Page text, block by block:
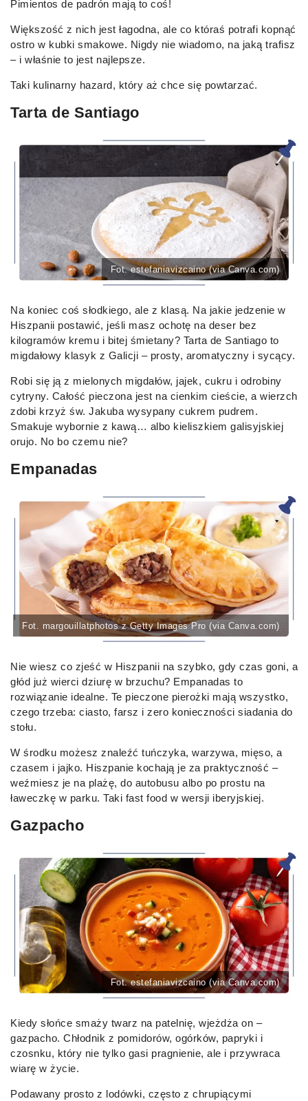
Pimientos de padrón mają to coś!
Większość z nich jest łagodna, ale co któraś potrafi kopnąć
ostro w kubki smakowe. Nigdy nie wiadomo, na jaką trafisz
– i właśnie to jest najlepsze.
Taki kulinarny hazard, który aż chce się powtarzać.
Tarta de Santiago
Fot. estefaniavizcaino (via Canva.com)
Na koniec coś słodkiego, ale z klasą. Na jakie jedzenie w
Hiszpanii postawić, jeśli masz ochotę na deser bez
kilogramów kremu i bitej śmietany? Tarta de Santiago to
migdałowy klasyk z Galicji – prosty, aromatyczny i sycący.
Robi się ją z mielonych migdałów, jajek, cukru i odrobiny
cytryny. Całość pieczona jest na cienkim cieście, a wierzch
zdobi krzyż św. Jakuba wysypany cukrem pudrem.
Smakuje wybornie z kawą… albo kieliszkiem galisyjskiej
orujo. No bo czemu nie?
Empanadas
Fot. margouillatphotos z Getty Images Pro (via Canva.com)
Nie wiesz co zjeść w Hiszpanii na szybko, gdy czas goni, a
głód już wierci dziurę w brzuchu? Empanadas to
rozwiązanie idealne. Te pieczone pierożki mają wszystko,
czego trzeba: ciasto, farsz i zero konieczności siadania do
stołu.
W środku możesz znaleźć tuńczyka, warzywa, mięso, a
czasem i jajko. Hiszpanie kochają je za praktyczność –
weźmiesz je na plażę, do autobusu albo po prostu na
ławeczkę w parku. Taki fast food w wersji iberyjskiej.
Gazpacho
Fot. estefaniavizcaino (via Canva.com)
Kiedy słońce smaży twarz na patelnię, wjeżdża on –
gazpacho. Chłodnik z pomidorów, ogórków, papryki i
czosnku, który nie tylko gasi pragnienie, ale i przywraca
wiarę w życie.
Podawany prosto z lodówki, często z chrupiącymi